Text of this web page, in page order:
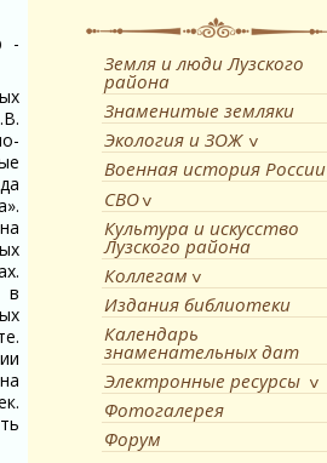
-
в
Земля и люди Лузского
района
Знаменитые земляки
Экология и ЗОЖ
Военная история России
СВО
Культура и искусство
Лузского района
Коллегам
Издания библиотеки
Календарь
знаменательных дат
Электронные ресурсы
Фотогалерея
Форум